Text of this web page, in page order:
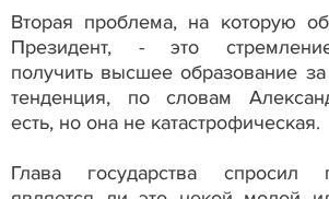
Вторая проблема, на которую
Президент, - это
получить высшее образование за
тенденция, по словам
есть, но она не катастрофическая.
Глава государства спросил